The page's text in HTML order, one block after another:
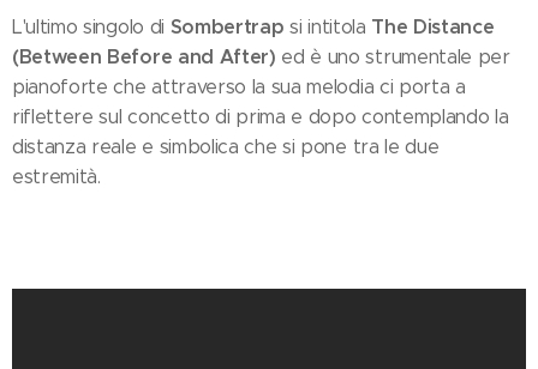
L'ultimo singolo di Sombertrap si intitola The Distance
(Between Before and After) ed è uno strumentale per
pianoforte che attraverso la sua melodia ci porta a
riflettere sul concetto di prima e dopo contemplando la
distanza reale e simbolica che si pone tra le due
estremità.